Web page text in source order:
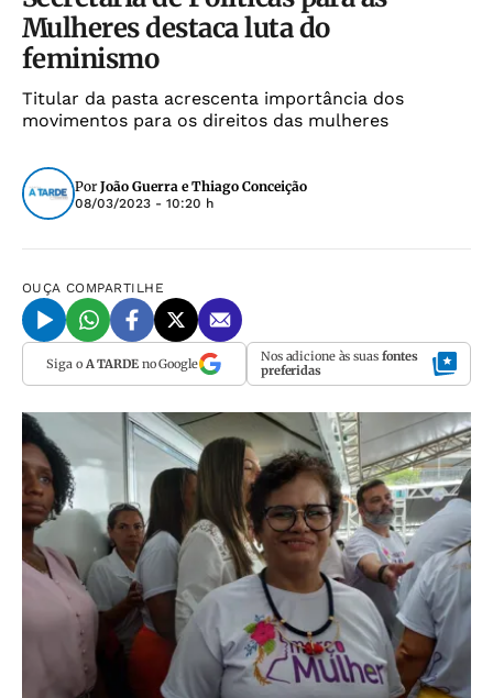
Mulheres destaca luta do
feminismo
Titular da pasta acrescenta importância dos
movimentos para os direitos das mulheres
Por João Guerra e Thiago Conceição
08/03/2023 - 10:20 h
OUÇA COMPARTILHE
Siga o A TARDEno Google Nos adicione às suas fontes
preferidas